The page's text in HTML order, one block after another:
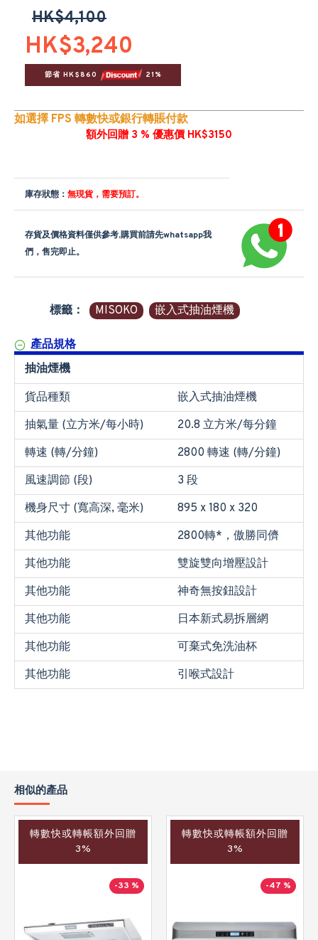
HK$3,240
HK$4,100
節省 HK$860 21%
如選擇 FPS 轉數快或銀行轉賬付款
額外回贈 3 % 優惠價 HK$3150
庫存狀態： 無現貨，需要預訂。
存貨及價格資料僅供參考,購買前請先whatsapp我
們，售完即止。
標籤： MISOKO 嵌入式抽油煙機
產品規格
抽油煙機
貨品種類
嵌入式抽油煙機
抽氣量 (立方米/每小時)
20.8 立方米/每分鐘
轉速 (轉/分鐘)
2800 轉速 (轉/分鐘)
風速調節 (段)
3 段
機身尺寸 (寬高深, 毫米)
895 x 180 x 320
其他功能
2800轉*，傲勝同儕
其他功能
雙旋雙向增壓設計
其他功能
神奇無按鈕設計
其他功能
日本新式易拆層網
其他功能
可棄式免洗油杯
其他功能
引喉式設計
相似的產品
轉數快或轉帳額外回贈
3%
-33 %
轉數快或轉帳額外回贈
3%
-47 %